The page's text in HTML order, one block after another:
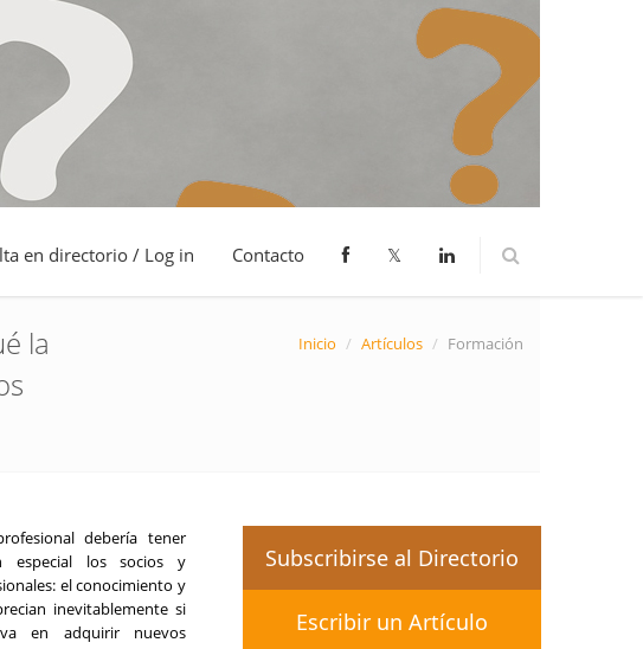
en directorio / Log in Contacto 𝕏
la
Inicio / Artículos / Formación
debería tener
especial los socios y
el conocimiento y
inevitablemente si
en adquirir nuevos
Subscribirse al Directorio
Escribir un Artículo